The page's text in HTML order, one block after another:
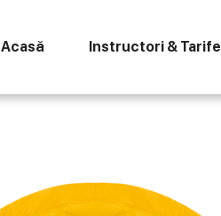
Acasă Instructori & Tarife